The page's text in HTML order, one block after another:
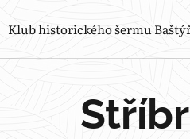
Klub historického šermu